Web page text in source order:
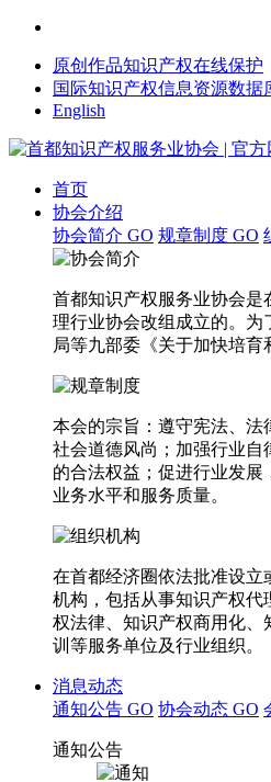
原创作品知识产权在线保护
国际知识产权信息资源数据
English
首页
协会介绍
协会简介 GO 规章制度 GO
首都知识产权服务业协会是
理行业协会改组成立的。为
局等九部委《关于加快培
本会的宗旨：遵守宪法、法
社会道德风尚；加强行业自
的合法权益；促进行业发
业务水平和服务质量。
在首都经济圈依法批准设立
机构，包括从事知识产权
权法律、知识产权商用化
训等服务单位及行业组织。
消息动态
通知公告 GO 协会动态 GO
通知公告